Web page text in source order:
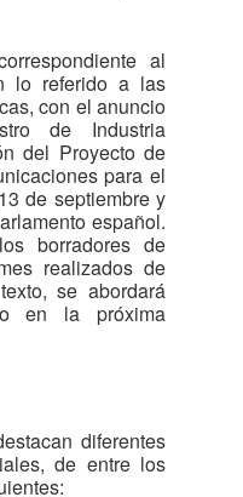
al
lo referido a las
con el anuncio
de Industria
del Proyecto de
para el
de septiembre y
español.
borradores de
realizados de
se abordará
en la próxima
diferentes
de entre los